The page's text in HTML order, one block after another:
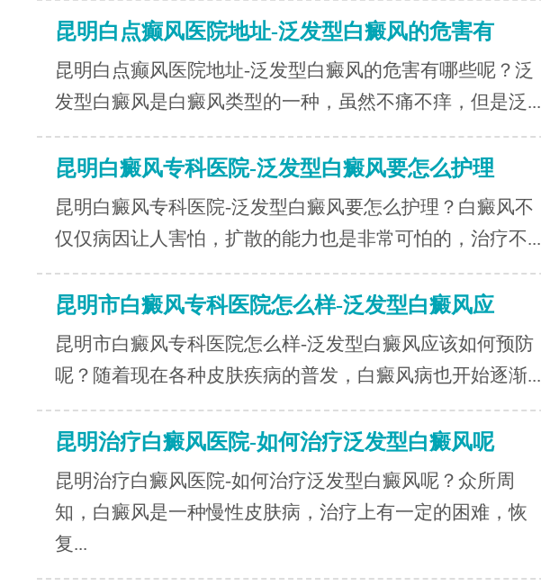
昆明白点癫风医院地址-泛发型白癜风的危害有
昆明白点癫风医院地址-泛发型白癜风的危害有哪些呢？泛
发型白癜风是白癜风类型的一种，虽然不痛不痒，但是泛...
昆明白癜风专科医院-泛发型白癜风要怎么护理
昆明白癜风专科医院-泛发型白癜风要怎么护理？白癜风不
仅仅病因让人害怕，扩散的能力也是非常可怕的，治疗不...
昆明市白癜风专科医院怎么样-泛发型白癜风应
昆明市白癜风专科医院怎么样-泛发型白癜风应该如何预防
呢？随着现在各种皮肤疾病的普发，白癜风病也开始逐渐...
昆明治疗白癜风医院-如何治疗泛发型白癜风呢
昆明治疗白癜风医院-如何治疗泛发型白癜风呢？众所周
知，白癜风是一种慢性皮肤病，治疗上有一定的困难，恢
复...